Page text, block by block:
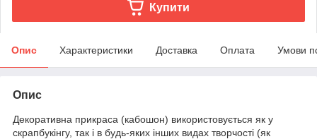
Купити
Опис Характеристики Доставка Оплата Умови
Опис
Декоративна прикраса (кабошон) використовується як у
скрапбукінгу, так і в будь-яких інших видах творчості (як